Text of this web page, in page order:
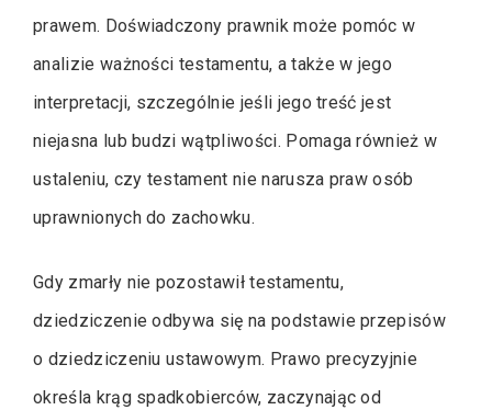
prawem. Doświadczony prawnik może pomóc w
analizie ważności testamentu, a także w jego
interpretacji, szczególnie jeśli jego treść jest
niejasna lub budzi wątpliwości. Pomaga również w
ustaleniu, czy testament nie narusza praw osób
uprawnionych do zachowku.
Gdy zmarły nie pozostawił testamentu,
dziedziczenie odbywa się na podstawie przepisów
o dziedziczeniu ustawowym. Prawo precyzyjnie
określa krąg spadkobierców, zaczynając od